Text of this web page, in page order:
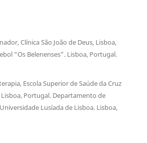
Clínica São João de Deus, Lisboa,
“Os Belenenses”. Lisboa, Portugal.
Escola Superior de Saúde da Cruz
Portugal. Departamento de
Lusíada de Lisboa. Lisboa,